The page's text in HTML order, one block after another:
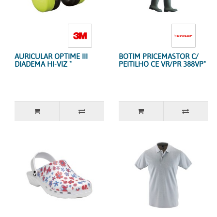
AURICULAR OPTIME III
DIADEMA HI-VIZ "
BOTIM PRICEMASTOR C/
PEITILHO CE VR/PR 388VP"